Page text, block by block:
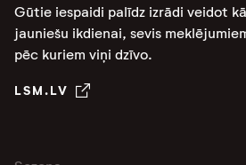
Gūtie iespaidi palīdz izrādi veidot
jauniešu ikdienai, sevis
pēc kuriem viņi dzīvo.
LSM.LV